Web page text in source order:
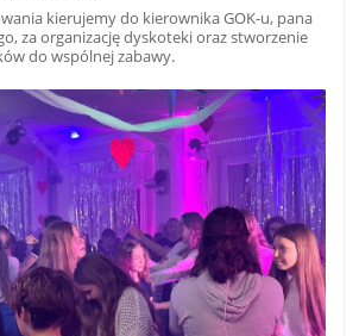
kierujemy do kierownika GOK-u, pana
za organizację dyskoteki oraz stworzenie
do wspólnej zabawy.